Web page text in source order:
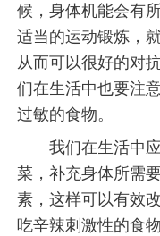
候，身体机能会有
适当的运动锻炼，
从而可以很好的对
们在生活中也要注
过敏的食物。
我们在生活中应
菜，补充身体所需
素，这样可以有效
吃辛辣刺激性的食